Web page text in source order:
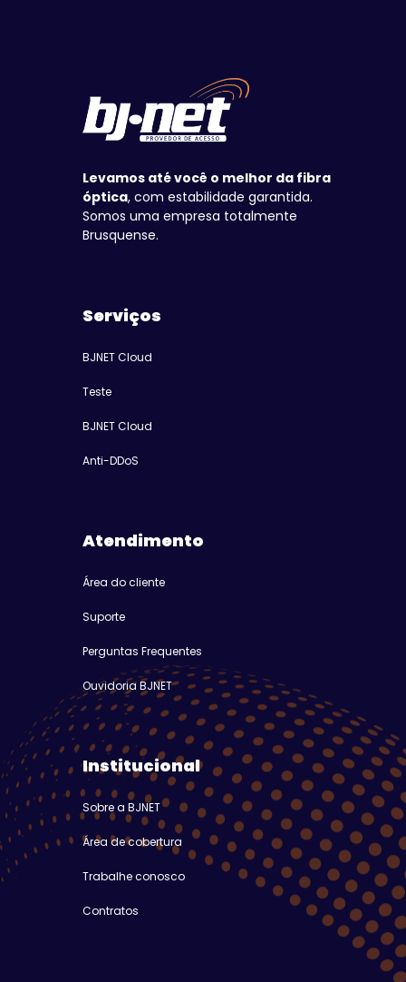
Levamos até você o melhor da fibra
óptica, com estabilidade garantida.
Somos uma empresa totalmente
Brusquense.
Serviços
BJNET Cloud
Teste
BJNET Cloud
Anti-DDoS
Atendimento
Área do cliente
Suporte
Perguntas Frequentes
Ouvidoria BJNET
Institucional
Sobre a BJNET
Área de cobertura
Trabalhe conosco
Contratos